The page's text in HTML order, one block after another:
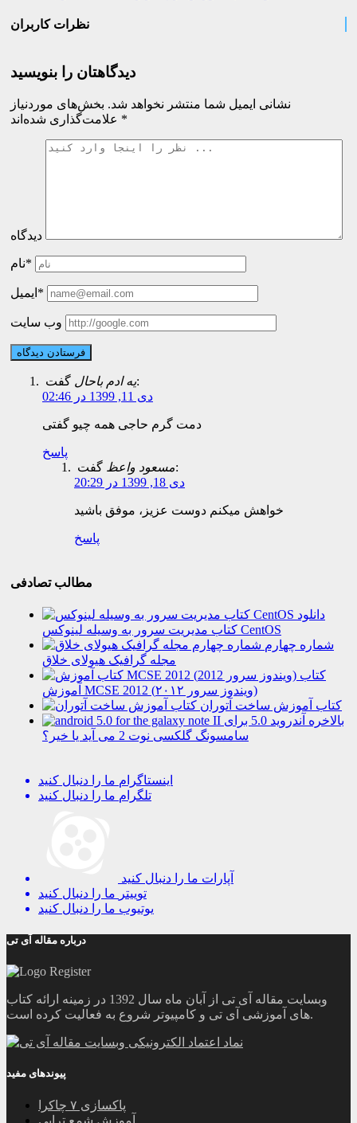
نظرات کاربران
دیدگاهتان را بنویسید
نشانی ایمیل شما منتشر نخواهد شد. بخش‌های موردنیاز
*
دیدگاه
نام*
ایمیل*
وب سایت
یه ادم باحالگفت:
دی 11, 1399 در 02:46
دمت گرم حاجی همه چیو گفتی
پاسخ
مسعود واعظگفت:
دی 18, 1399 در 20:29
خواهش میکنم دوست عزیز، موفق باشید
پاسخ
مطالب تصادفی
دانلود
کتاب مدیریت سرور به وسیله لینوکس CentOS
شماره چهارم
مجله گرافیک هیولای خلاق
کتاب
آموزش MCSE 2012 (ویندوز سرور ۲۰۱۲)
کتاب آموزش ساخت آتوران
بالاخره آندروید 5.0 برای
سامسونگ گلکسی نوت 2 می آید یا خیر؟
اینستاگرام ما را دنبال کنید
تلگرام ما را دنبال کنید
آپارات ما را دنبال کنید
توییتر ما را دنبال کنید
یوتیوب ما را دنبال کنید
درباره مقاله آی تی
وبسایت مقاله آی تی از آبان ماه سال 1392 در زمینه ارائه کتاب
های آموزشی آی تی و کامپیوتر شروع به فعالیت کرده است.
پیوندهای مفید
پاکسازی ۷ چاکرا